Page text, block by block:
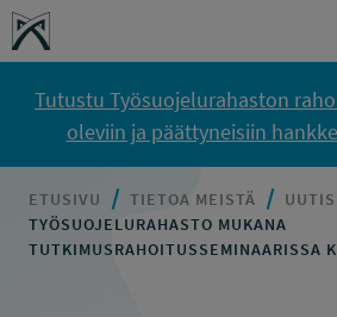
Siirry sisältöön
Työsuojelurahasto
Tutustu Työsuojelurahaston
oleviin ja päättyneisiin
ETUSIVU TIETOA MEISTÄ
TYÖSUOJELURAHASTO MUKANA
TUTKIMUSRAHOITUSSEMINAARISSA